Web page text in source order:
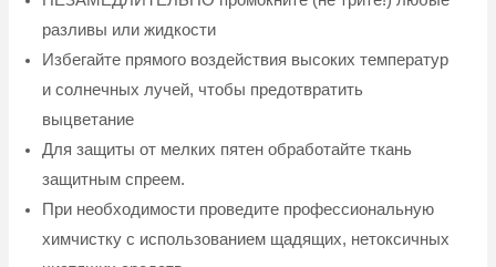
разливы или жидкости
Избегайте прямого воздействия высоких температур
и солнечных лучей, чтобы предотвратить
выцветание
Для защиты от мелких пятен обработайте ткань
защитным спреем.
При необходимости проведите профессиональную
химчистку с использованием щадящих, нетоксичных